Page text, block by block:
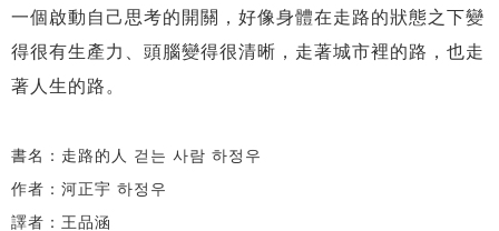
一個啟動自己思考的開關，好像身體在走路的狀態之下變
得很有生產力、頭腦變得很清晰，走著城市裡的路，也走
著人生的路。
書名：走路的人 걷는 사람 하정우
作者：河正宇 하정우
譯者：王品涵